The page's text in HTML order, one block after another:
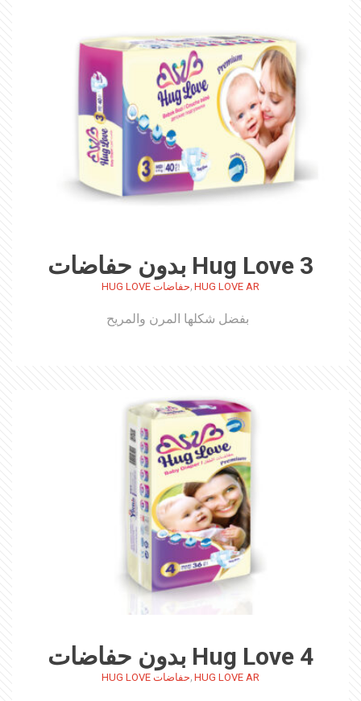
Hug Love 3 بدون حفاضات
HUG LOVE AR
,حفاضات HUG LOVE
بفضل شكلها المرن والمريح
Hug Love 4 بدون حفاضات
HUG LOVE AR
,حفاضات HUG LOVE